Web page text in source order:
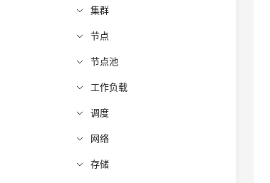
集群
节点
节点池
工作负载
调度
网络
存储